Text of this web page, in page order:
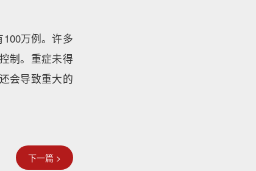
万例。许多
制。重症未得
会导致重大的
下一篇 >